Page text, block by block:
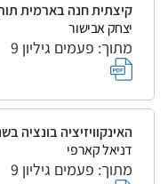
קיצתית חנה בארמית
יצחק אבישור
מתוך: פעמים גיליון 9
האינקוויזיציה בונציה בשנות
דניאל קארפי
מתוך: פעמים גיליון 9